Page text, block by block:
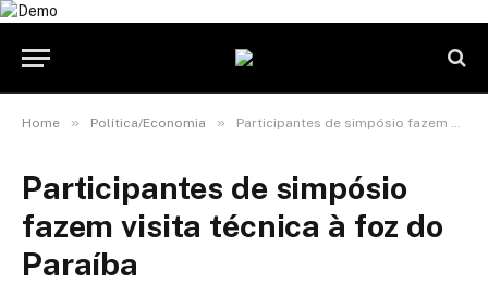
Home » Política/Economia » Participantes de simpósio fazem visita técnica à foz do Paraíba
Participantes de simpósio
fazem visita técnica à foz do
Paraíba